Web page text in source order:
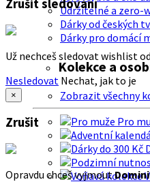
Udržitelné a zero-
Dárky od českých
Dárky pro domácí
Kolekce a
Zobrazit všechny
Pro
Zrušit sledování
Už nechceš sledovat wishlist od
Nesledovat Nechat, jak to je
×
Zrušit
Opravdu chceš vyjmout